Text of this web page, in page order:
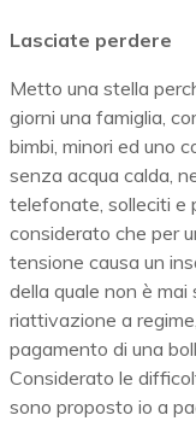
Lasciate perdere
Metto una stella
giorni una famiglia,
bimbi, minori ed uno
senza acqua calda,
telefonate, solleciti e
considerato che per
tensione causa un
della quale non è
riattivazione a
pagamento di una
Considerato le
sono proposto io a